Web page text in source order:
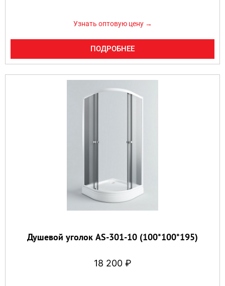
Узнать оптовую цену →
ПОДРОБНЕЕ
Душевой уголок AS-301-10 (100*100*195)
18 200 ₽